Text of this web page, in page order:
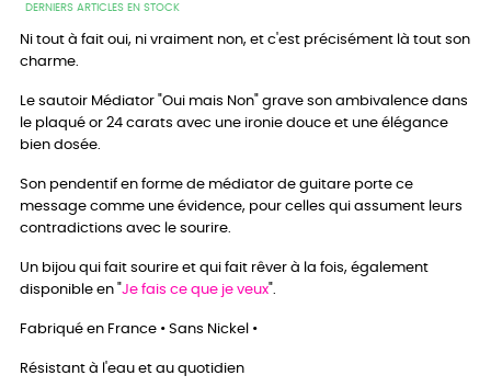
DERNIERS ARTICLES EN STOCK
Ni tout à fait oui, ni vraiment non, et c'est précisément là tout son
charme.
Le sautoir Médiator "Oui mais Non" grave son ambivalence dans
le plaqué or 24 carats avec une ironie douce et une élégance
bien dosée.
Son pendentif en forme de médiator de guitare porte ce
message comme une évidence, pour celles qui assument leurs
contradictions avec le sourire.
Un bijou qui fait sourire et qui fait rêver à la fois, également
disponible en "Je fais ce que je veux".
Fabriqué en France • Sans Nickel •
Résistant à l'eau et au quotidien